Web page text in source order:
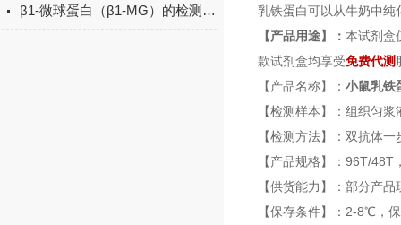
β1-微球蛋白（β1-MG）的检测方法有哪些？
乳铁蛋白可以从牛奶中纯
【产品用途】： 本试剂盒
款试剂盒均享受免费代测
【产品名称】： 小鼠乳铁
【检测样本】：组织匀
【检测方法】：双抗体
【产品规格】：96T/
【供货能力】：部分产
【保存条件】：2-8℃，